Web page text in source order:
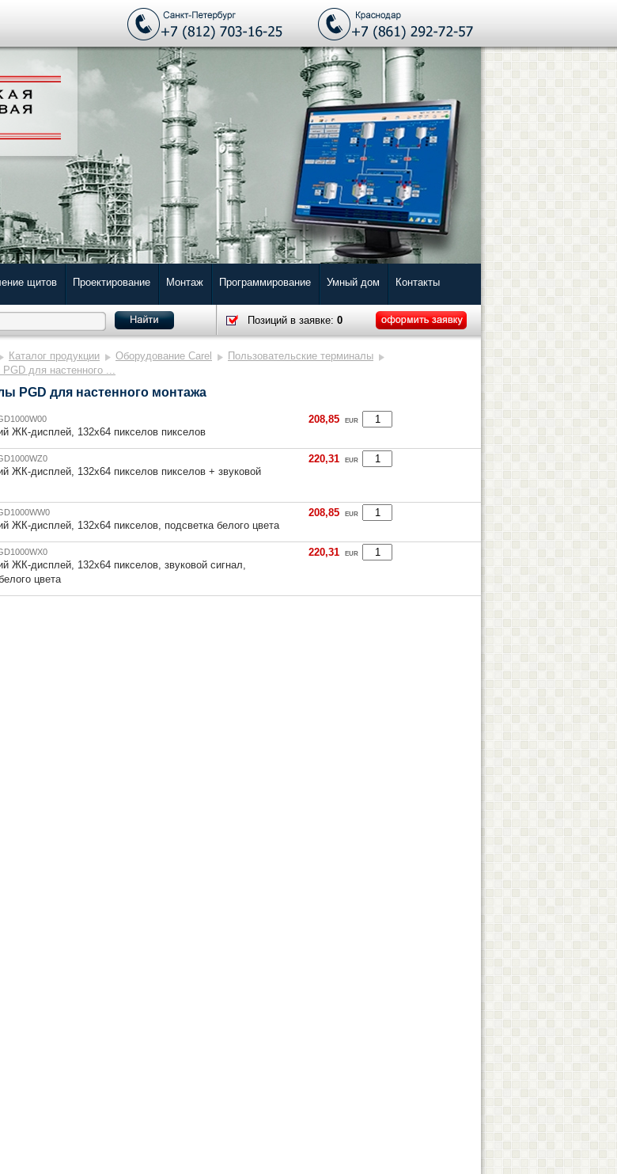
щитов Проектирование Монтаж Программирование Умный дом Контакты
Позиций в заявке: 0
Каталог продукции Оборудование Carel
Пользовательские терминалы
для настенного ...
PGD для настенного монтажа
ЖК-дисплей, 132x64 пикселов пикселов
208,85 EUR
ЖК-дисплей, 132x64 пикселов пикселов + звуковой
220,31 EUR
ЖК-дисплей, 132x64 пикселов, подсветка белого цвета
208,85 EUR
ЖК-дисплей, 132x64 пикселов, звуковой сигнал,
цвета
220,31 EUR